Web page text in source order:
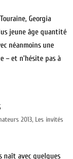
Georgia
jeune âge quantité
néanmoins une
et n’hésite pas à
2013, Les invités
naît avec quelques